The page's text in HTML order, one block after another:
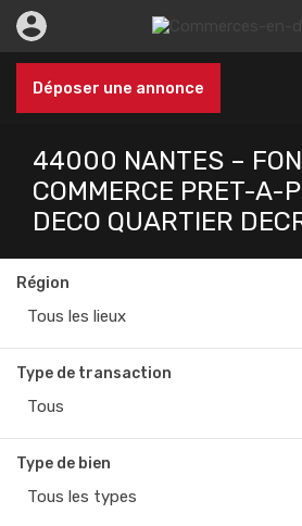
Déposer une annonce
44000 NANTES –
COMMERCE PRET-A-
DECO QUARTIER
Région
Tous les lieux
Type de transaction
Tous
Type de bien
Tous les types